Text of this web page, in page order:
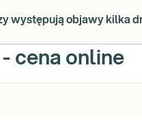
występują objawy kilka
cena online